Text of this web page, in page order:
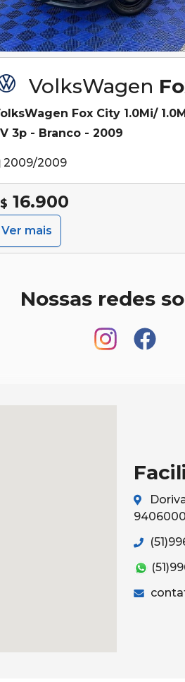
VolksWagen
Fox City 1.0Mi/
3p - Branco - 2009
2009/2009
16.900
Ver mais
Nossas redes